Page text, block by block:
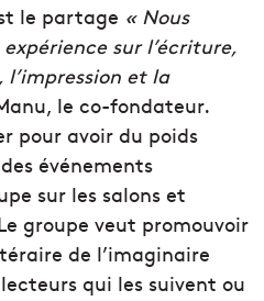
le partage « Nous
sur l’écriture,
et la
le co-fondateur.
pour avoir du poids
événements
sur les salons et
groupe veut promouvoir
de l’imaginaire
qui les suivent ou